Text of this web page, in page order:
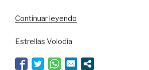
Continuar leyendo
Estrellas Volodia